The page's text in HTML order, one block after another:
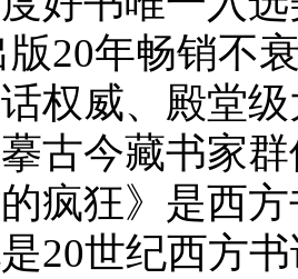
版20年畅销不
权威、殿堂
古今藏书家
的疯狂》是西
20世纪西方